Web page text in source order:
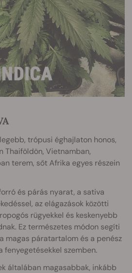
trópusi éghajlaton honos,
Thaiföldön, Vietnamban,
terem, sőt Afrika egyes részein
és párás nyarat, a sativa
az elágazások közötti
rügyekkel és keskenyebb
Ez természetes módon segíti
magas páratartalom és a penész
fenyegetésekkel szemben.
általában magasabbak, inkább